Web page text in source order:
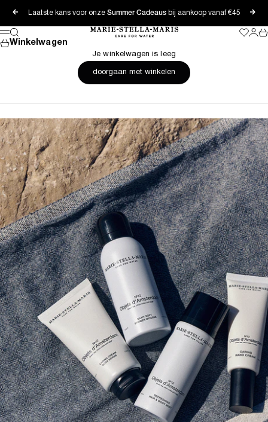
VorigeLaatste kans voor onze Summer Cadeausbij aankoop vanaf €45
Marie-Stella-Maris
Menu
Zoeken
Winkelwagen
Je winkelwagen is leeg
doorgaan met winkelen